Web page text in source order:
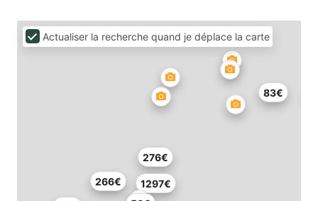
1297€
276€
266€
83€
Actualiser la recherche quand je déplace la carte